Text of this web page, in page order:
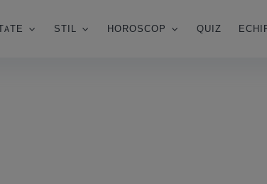
STIL HOROSCOP QUIZ